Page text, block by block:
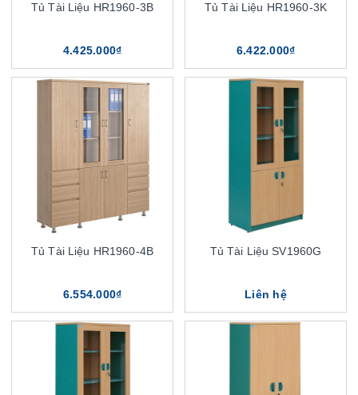
Tủ Tài Liệu HR1960-3B
4.425.000₫
Tủ Tài Liệu HR1960-3K
6.422.000₫
Tủ Tài Liệu HR1960-4B
6.554.000₫
Tủ Tài Liệu SV1960G
Liên hệ